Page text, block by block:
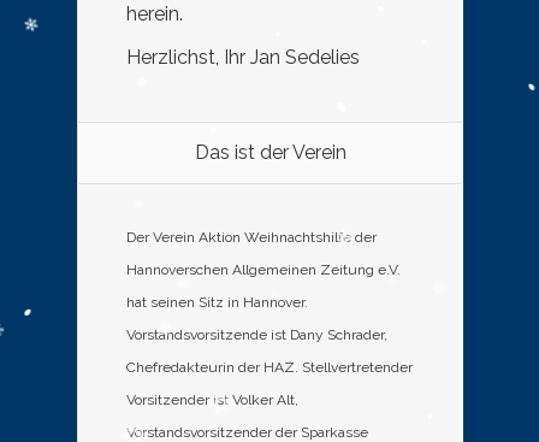
herein.
Herzlichst, Ihr Jan Sedelies
Das ist der Verein
Der Verein Aktion Weihnachtshilfe der
Hannoverschen Allgemeinen Zeitung e.V.
hat seinen Sitz in Hannover.
Vorstandsvorsitzende ist Dany Schrader,
Chefredakteurin der HAZ. Stellvertretender
Vorsitzender ist Volker Alt,
Vorstandsvorsitzender der Sparkasse